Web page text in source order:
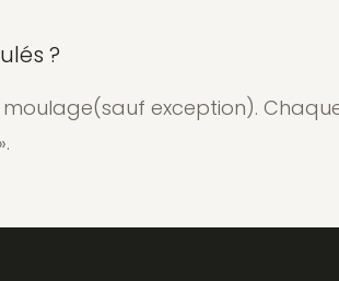
?
exception).